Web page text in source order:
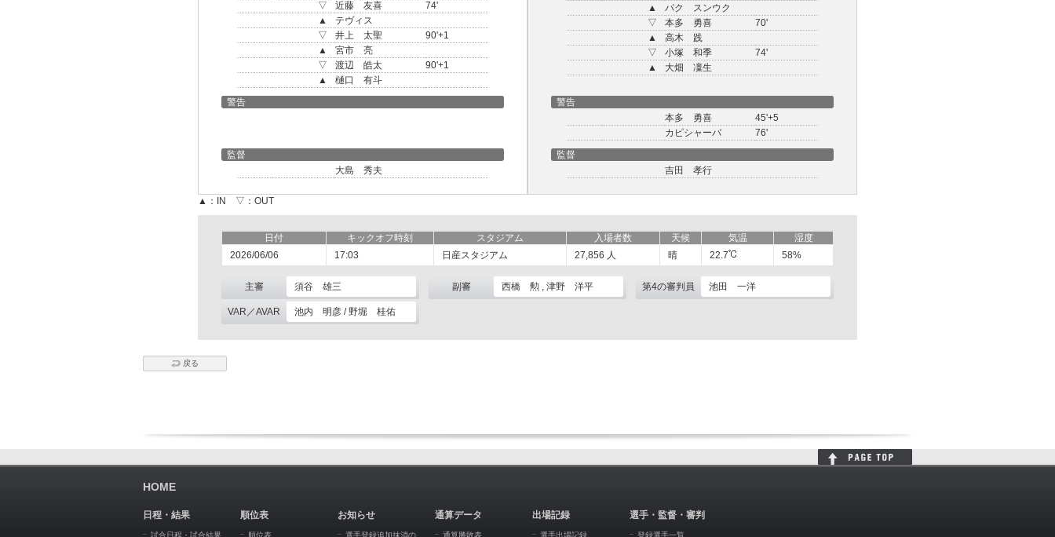
▽
近藤 友喜
74'
▲
テヴィス
▽
井上 太聖
90'+1
▲
宮市 亮
▽
渡辺 皓太
90'+1
▲
樋口 有斗
▲
パク スンウク
▽
本多 勇喜
70'
▲
高木 践
▽
小塚 和季
74'
▲
大畑 凜生
警告
警告
本多 勇喜
45'+5
カピシャーバ
76'
監督
大島 秀夫
監督
吉田 孝行
▲：IN ▽：OUT
日付 キックオフ時刻 スタジアム 入場者数 天候 気温
湿度
2026/06/06
17:03 日産スタジアム 27,856 人 晴 22.7 58%
主審 須谷 雄三 副審 西橋 勲 , 津野 洋平 第4の審判員 池田 一洋
VAR／AVAR 池内 明彦 / 野堀 桂佑
戻る
HOME
日程・結果
試合日程・試合結果
順位表
順位表
お知らせ
選手登録追加抹消の
通算データ
通算勝敗表
出場記録
選手出場記録
選手・監督・審判
登録選手一覧